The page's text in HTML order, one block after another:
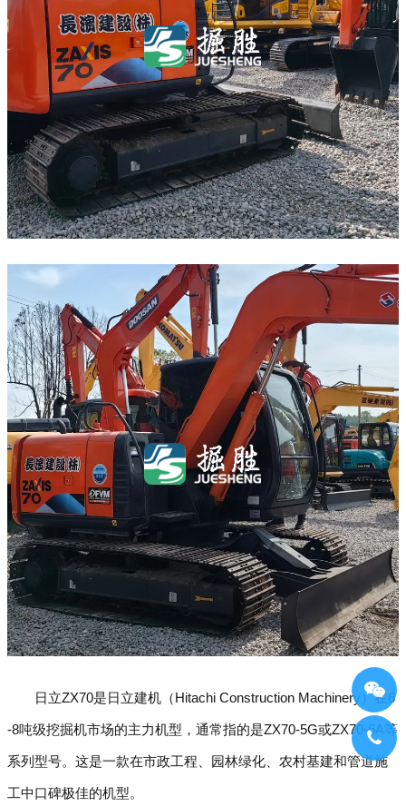
日立ZX70是日立建机（Hitachi Construction Machinery）在6
-8吨级挖掘机市场的主力机型，通常指的是ZX70-5G或ZX70-6A等
系列型号。这是一款在市政工程、园林绿化、农村基建和管道施
工中口碑极佳的机型。